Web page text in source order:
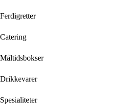
Ferdigretter
Catering
Måltidsbokser
Drikkevarer
Spesialiteter